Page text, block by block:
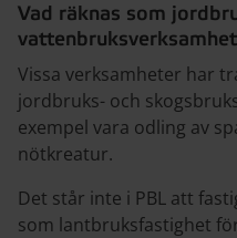
Vad räknas som
Vissa verksamheter har
jordbruks- och
exempel vara odling av
nötkreatur.
Det står inte i PBL att
som lantbruksfastighet